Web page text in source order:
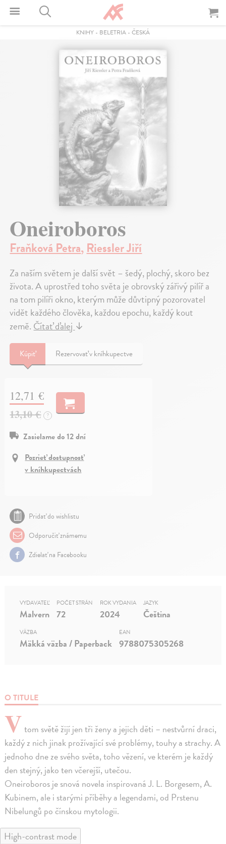
KNIHY - BELETRIA - ČESKÁ
Oneiroboros
Fraňková Petra,Riessler Jiří
Za naším světem je další svět – šedý, plochý, skoro bez
života. A uprostřed toho světa je obrovský zářivý pilíř a
na tom pilíři okno, kterým může důvtipný pozorovatel
vidět každého člověka, každou epochu, každý kout
země.Čítať ďalej↓
Kúpiť Rezervovať v kníhkupectve
12,71 €
13,10 € ?
Zasielame do 12 dní
Pozrieť dostupnosť
v kníhkupectvách
Pridať do wishlistu
Odporučiť známemu
Zdielať na Facebooku
O TITULE
Vtom světě žijí jen tři ženy a jejich děti – nestvůrní draci,
každý z nich jinak prožívající své problémy, touhy a strachy. A
jednoho dne ze svého světa, toho vězení, ve kterém je každý
den stejný, jako ten včerejší, utečou.
Oneiroboros je snová novela inspirovaná J. L. Borgesem, A.
Kubinem, ale i starými příběhy a legendami, od Prstenu
Nibelungů po čínskou mytologii.
VYDAVATEĽ
Malvern
POČET STRÁN
72
ROK VYDANIA
2024
JAZYK
Čeština
VÄZBA
Mäkká väzba / Paperback
EAN
9788075305268
High-contrast mode